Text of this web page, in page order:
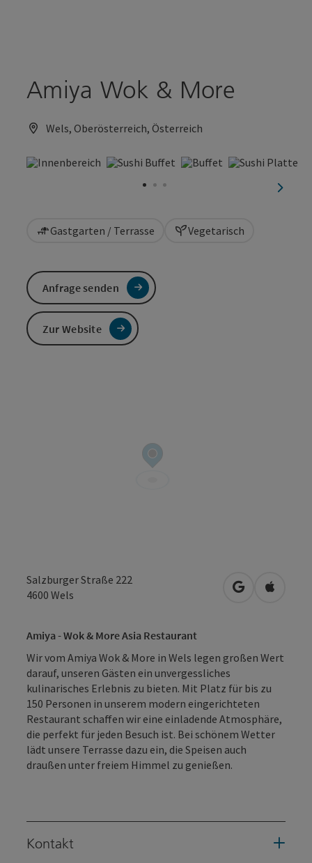
Amiya Wok & More
Wels, Oberösterreich, Österreich
Gastgarten / Terrasse Vegetarisch
Salzburger Straße 222
4600 Wels in Google
in
Amiya - Wok & More Asia Restaurant
Wir vom Amiya Wok & More in Wels legen großen Wert
darauf, unseren Gästen ein unvergessliches
kulinarisches Erlebnis zu bieten. Mit Platz für bis zu
150 Personen in unserem modern eingerichteten
Restaurant schaffen wir eine einladende Atmosphäre,
die perfekt für jeden Besuch ist. Bei schönem Wetter
lädt unsere Terrasse dazu ein, die Speisen auch
draußen unter freiem Himmel zu genießen.
Kontakt
Anfrage senden
Zur Website